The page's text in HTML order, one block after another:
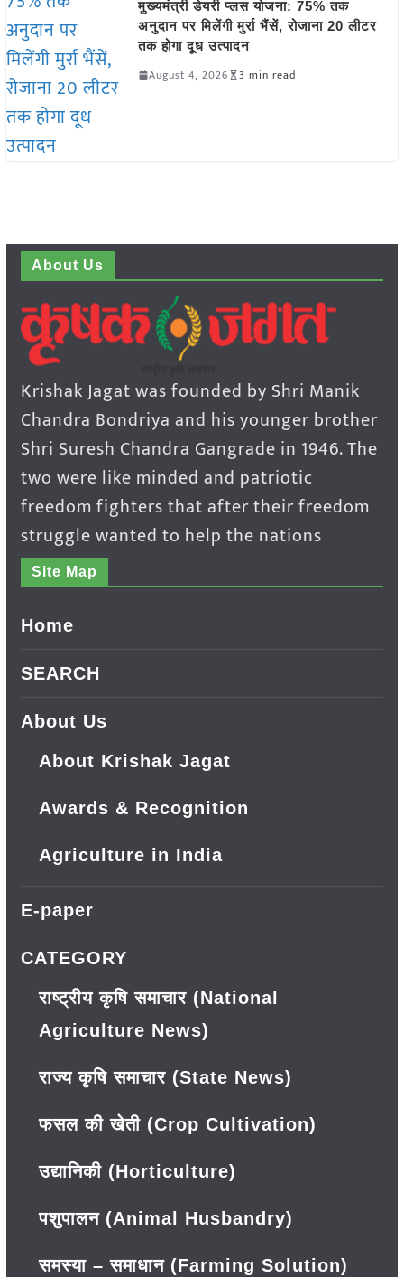
मुख्यमंत्री डेयरी प्लस योजना: 75% तक
अनुदान पर मिलेंगी मुर्रा भैंसें, रोजाना 20 लीटर
तक होगा दूध उत्पादन
August 4, 2026 3 min read
About Us
Krishak Jagat was founded by Shri Manik
Chandra Bondriya and his younger brother
Shri Suresh Chandra Gangrade in 1946. The
two were like minded and patriotic
freedom fighters that after their freedom
struggle wanted to help the nations
Site Map
Home
SEARCH
About Us
About Krishak Jagat
Awards & Recognition
Agriculture in India
E-paper
CATEGORY
राष्ट्रीय कृषि समाचार (National
Agriculture News)
राज्य कृषि समाचार (State News)
फसल की खेती (Crop Cultivation)
उद्यानिकी (Horticulture)
पशुपालन (Animal Husbandry)
समस्या – समाधान (Farming Solution)